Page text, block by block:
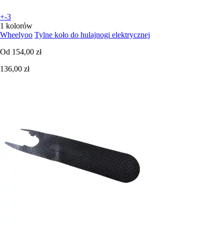
+-3
1 kolorów
Wheelyoo Tylne koło do hulajnogi elektrycznej
Od 154,00 zł
136,00 zł